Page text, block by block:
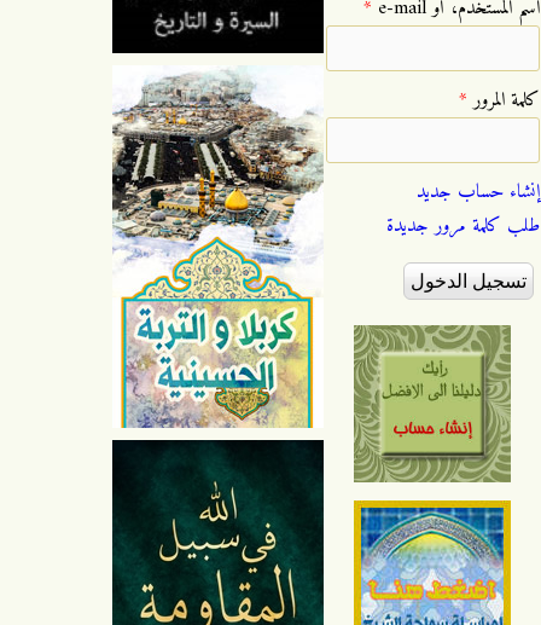
‏اسم المستخدم، أو e-mail ‏ *
‏كلمة المرور ‏*
إنشاء حساب جديد
طلب كلمة مرور جديدة